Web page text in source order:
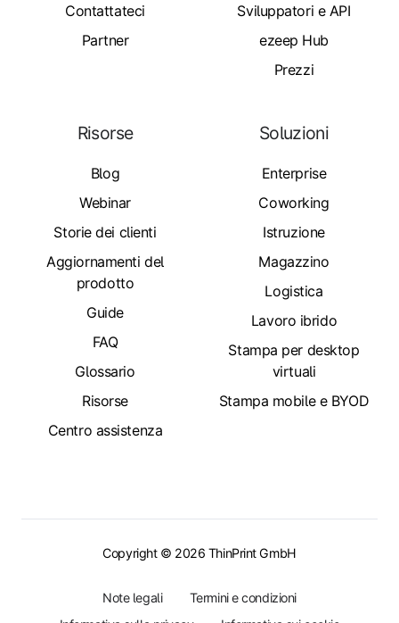
Contattateci
Partner
Sviluppatori e API
ezeep Hub
Prezzi
Risorse
Blog
Webinar
Storie dei clienti
Aggiornamenti del
prodotto
Guide
FAQ
Glossario
Risorse
Centro assistenza
Soluzioni
Enterprise
Coworking
Istruzione
Magazzino
Logistica
Lavoro ibrido
Stampa per desktop
virtuali
Stampa mobile e BYOD
Copyright © 2026 ThinPrint GmbH
Note legali
Termini e condizioni